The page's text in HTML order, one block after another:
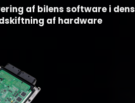
af bilens software i dens
af hardware